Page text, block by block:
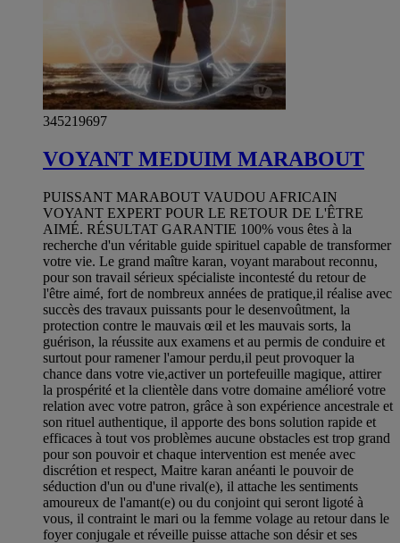
345219697
VOYANT MEDUIM MARABOUT
PUISSANT MARABOUT VAUDOU AFRICAIN
VOYANT EXPERT POUR LE RETOUR DE L'ÊTRE
AIMÉ. RÉSULTAT GARANTIE 100% vous êtes à la
recherche d'un véritable guide spirituel capable de transformer
votre vie. Le grand maître karan, voyant marabout reconnu,
pour son travail sérieux spécialiste incontesté du retour de
l'être aimé, fort de nombreux années de pratique,il réalise avec
succès des travaux puissants pour le desenvoûtment, la
protection contre le mauvais œil et les mauvais sorts, la
guérison, la réussite aux examens et au permis de conduire et
surtout pour ramener l'amour perdu,il peut provoquer la
chance dans votre vie,activer un portefeuille magique, attirer
la prospérité et la clientèle dans votre domaine amélioré votre
relation avec votre patron, grâce à son expérience ancestrale et
son rituel authentique, il apporte des bons solution rapide et
efficaces à tout vos problèmes aucune obstacles est trop grand
pour son pouvoir et chaque intervention est menée avec
discrétion et respect, Maitre karan anéanti le pouvoir de
séduction d'un ou d'une rival(e), il attache les sentiments
amoureux de l'amant(e) ou du conjoint qui seront ligoté à
vous, il contraint le mari ou la femme volage au retour dans le
foyer conjugale et réveille puisse attache son désir et ses